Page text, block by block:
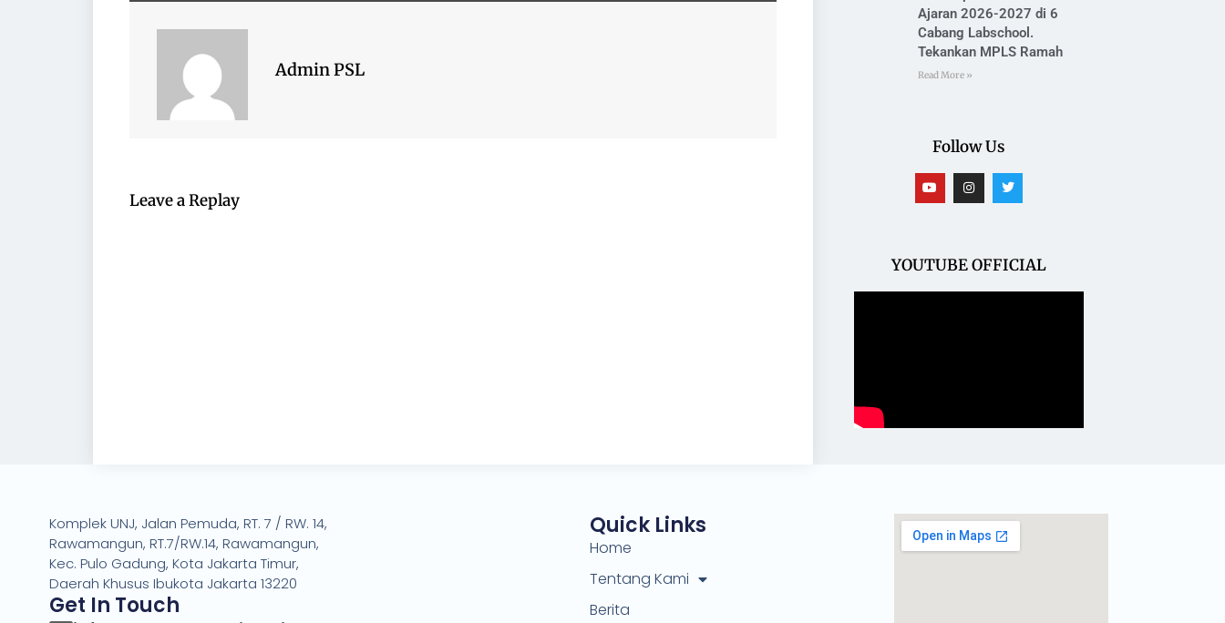
Admin PSL
Leave a Replay
Ajaran 2026-2027 di 6
Cabang Labschool.
Tekankan MPLS Ramah
Read More »
Follow Us
YOUTUBE OFFICIAL
Komplek UNJ, Jalan Pemuda, RT. 7 / RW. 14,
Rawamangun, RT.7/RW.14, Rawamangun,
Kec. Pulo Gadung, Kota Jakarta Timur,
Daerah Khusus Ibukota Jakarta 13220
Get In Touch
Quick Links
Home
Tentang Kami
Berita